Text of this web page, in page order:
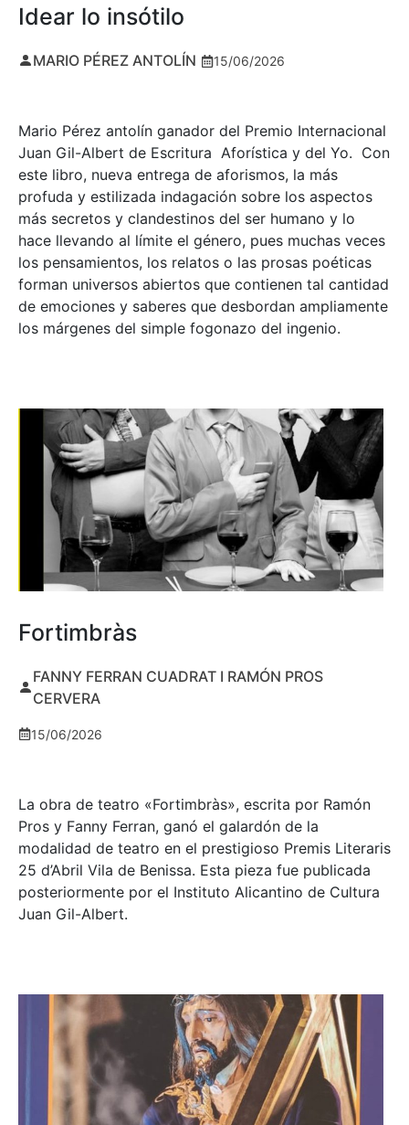
Idear lo insótilo
MARIO PÉREZ ANTOLÍN 15/06/2026
Mario Pérez antolín ganador del Premio Internacional
Juan Gil-Albert de Escritura Aforística y del Yo. Con
este libro, nueva entrega de aforismos, la más
profuda y estilizada indagación sobre los aspectos
más secretos y clandestinos del ser humano y lo
hace llevando al límite el género, pues muchas veces
los pensamientos, los relatos o las prosas poéticas
forman universos abiertos que contienen tal cantidad
de emociones y saberes que desbordan ampliamente
los márgenes del simple fogonazo del ingenio.
Fortimbràs
FANNY FERRAN CUADRAT I RAMÓN PROS
CERVERA
15/06/2026
La obra de teatro «Fortimbràs», escrita por Ramón
Pros y Fanny Ferran, ganó el galardón de la
modalidad de teatro en el prestigioso Premis Literaris
25 d’Abril Vila de Benissa. Esta pieza fue publicada
posteriormente por el Instituto Alicantino de Cultura
Juan Gil-Albert.